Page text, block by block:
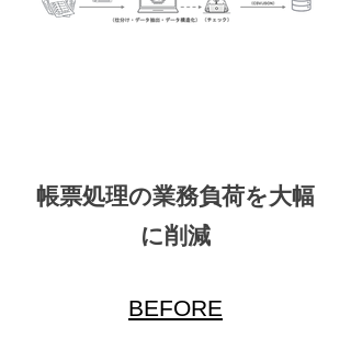
帳票処理の業務負荷を大幅
に削減
BEFORE